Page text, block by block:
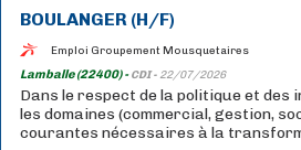
BOULANGER (H/F)
Emploi Groupement Mousquetaires
Lamballe (22400) -CDI - 22/07/2026
Dans le respect de la politique et
les domaines (commercial, gestion,
courantes nécessaires à la